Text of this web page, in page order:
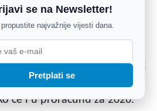
zdravog i humanog
i financijski
projekte u zajednici
i namjeru osnaživanja
će i u proračunu za 2026.
se na Newsletter!
propustite najvažnije vijesti dana.
Pretplati se